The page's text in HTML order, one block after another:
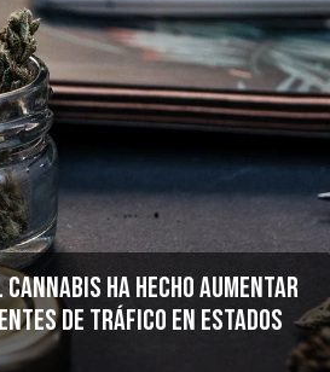
ha hecho aumentar
de tráfico en Estados